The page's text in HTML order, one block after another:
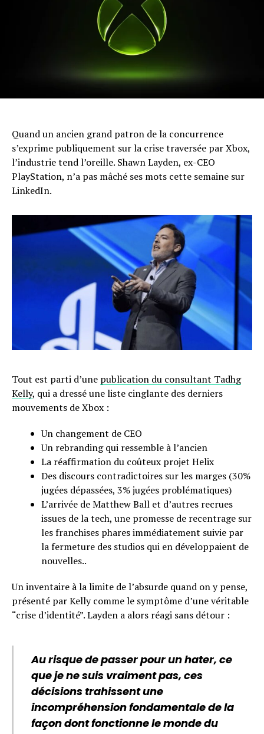
Quand un ancien grand patron de la concurrence
s’exprime publiquement sur la crise traversée par Xbox,
l’industrie tend l’oreille. Shawn Layden, ex-CEO
PlayStation, n’a pas mâché ses mots cette semaine sur
LinkedIn.
Tout est parti d’une publication du consultant Tadhg
Kelly, qui a dressé une liste cinglante des derniers
mouvements de Xbox :
Un changement de CEO
Un rebranding qui ressemble à l’ancien
La réaffirmation du coûteux projet Helix
Des discours contradictoires sur les marges (30%
jugées dépassées, 3% jugées problématiques)
L’arrivée de Matthew Ball et d’autres recrues
issues de la tech, une promesse de recentrage sur
les franchises phares immédiatement suivie par
la fermeture des studios qui en développaient de
nouvelles..
Un inventaire à la limite de l’absurde quand on y pense,
présenté par Kelly comme le symptôme d’une véritable
“crise d’identité”. Layden a alors réagi sans détour :
Au risque de passer pour un hater, ce
que je ne suis vraiment pas, ces
décisions trahissent une
incompréhension fondamentale de la
façon dont fonctionne le monde du